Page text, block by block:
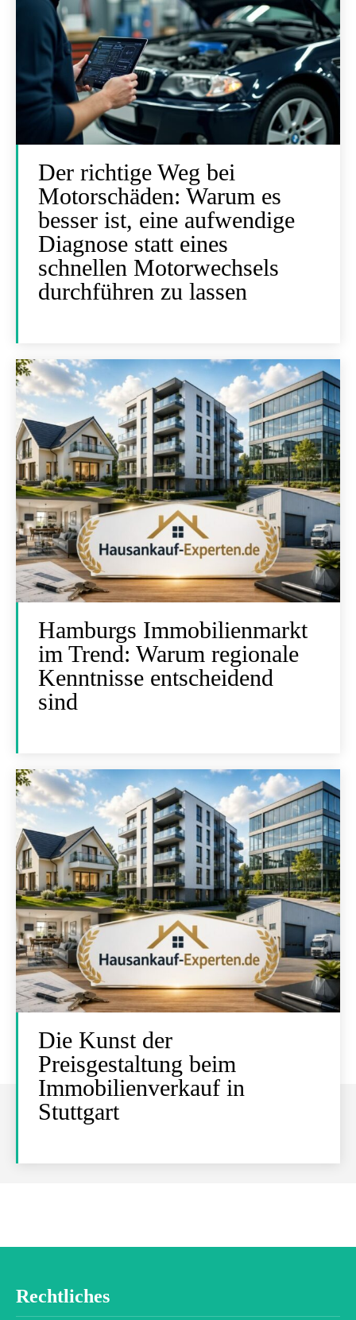
Der richtige Weg bei
Motorschäden: Warum es
besser ist, eine aufwendige
Diagnose statt eines
schnellen Motorwechsels
durchführen zu lassen
Hamburgs Immobilienmarkt
im Trend: Warum regionale
Kenntnisse entscheidend
sind
Die Kunst der
Preisgestaltung beim
Immobilienverkauf in
Stuttgart
Rechtliches